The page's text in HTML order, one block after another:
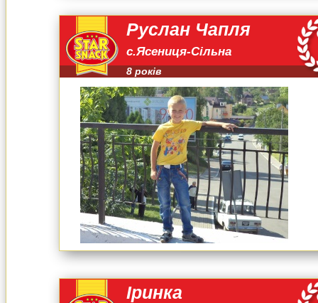
Руслан Чапля
с.Ясениця-Сільна
8 років
Іринка